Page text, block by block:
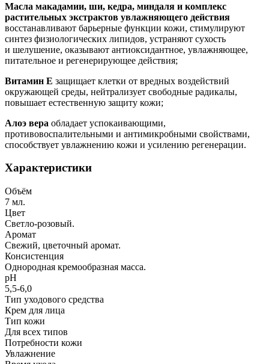
Масла макадамии, ши, кедра, миндаля и комплекс
растительных экстрактов увлажняющего действия
восстанавливают барьерные функции кожи, стимулируют
синтез физиологических липидов, устраняют сухость
и шелушение, оказывают антиоксидантное, увлажняющее,
питательное и регенерирующее действия;
Витамин Е защищает клетки от вредных воздействий
окружающей среды, нейтрализует свободные радикалы,
повышает естественную защиту кожи;
Алоэ вера обладает успокаивающими,
противовоспалительными и антимикробными свойствами,
способствует увлажнению кожи и усилению регенерации.
Характеристики
Объём
7 мл.
Цвет
Светло-розовый.
Аромат
Свежий, цветочный аромат.
Консистенция
Однородная кремообразная масса.
рН
5,5-6,0
Тип уходового средства
Крем для лица
Тип кожи
Для всех типов
Потребности кожи
Увлажнение